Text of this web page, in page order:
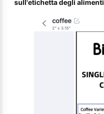
sull'etichetta degli alimenti